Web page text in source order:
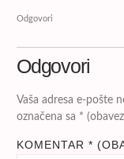
Odgovori
Odgovori
Vaša adresa e-pošte
označena sa *
KOMENTAR *